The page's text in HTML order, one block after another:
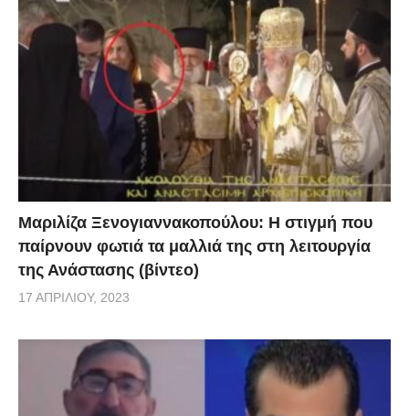
Μαριλίζα Ξενογιαννακοπούλου: Η στιγμή που
παίρνουν φωτιά τα μαλλιά της στη λειτουργία
της Ανάστασης (βίντεο)
17 ΑΠΡΙΛΊΟΥ, 2023